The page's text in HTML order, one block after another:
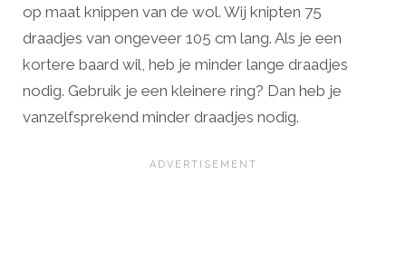
op maat knippen van de wol. Wij knipten 75
draadjes van ongeveer 105 cm lang. Als je een
kortere baard wil, heb je minder lange draadjes
nodig. Gebruik je een kleinere ring? Dan heb je
vanzelfsprekend minder draadjes nodig.